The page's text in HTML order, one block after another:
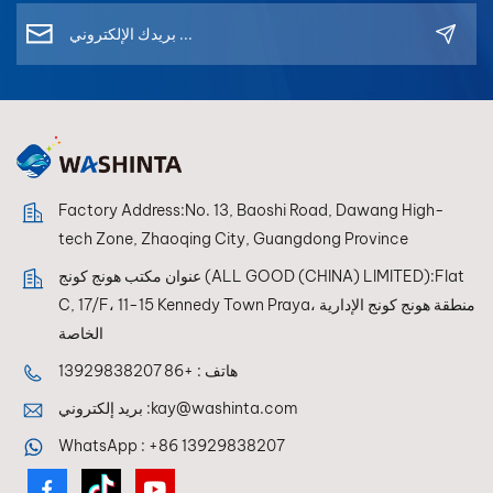
Factory Address:No. 13, Baoshi Road, Dawang High-
tech Zone, Zhaoqing City, Guangdong Province
عنوان مكتب هونج كونج (ALL GOOD (CHINA) LIMITED):Flat
C, 17/F، 11-15 Kennedy Town Praya، منطقة هونج كونج الإدارية
الخاصة
هاتف : +86 13929838207
بريد إلكتروني :kay@washinta.com
WhatsApp : +86 13929838207